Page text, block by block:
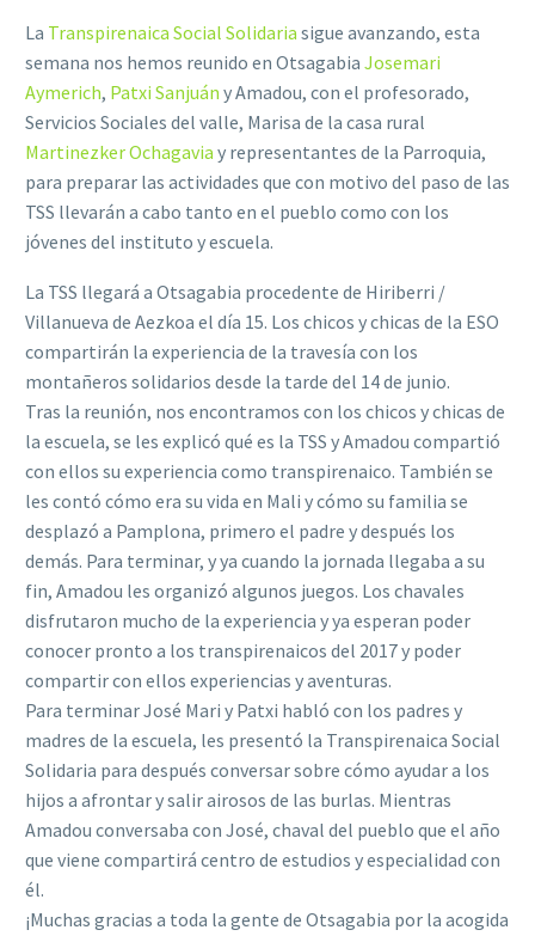
La Transpirenaica Social Solidaria sigue avanzando, esta
semana nos hemos reunido en Otsagabia Josemari
Aymerich, Patxi Sanjuán y Amadou, con el profesorado,
Servicios Sociales del valle, Marisa de la casa rural
Martinezker Ochagavia y representantes de la Parroquia,
para preparar las actividades que con motivo del paso de las
TSS llevarán a cabo tanto en el pueblo como con los
jóvenes del instituto y escuela.
La TSS llegará a Otsagabia procedente de Hiriberri /
Villanueva de Aezkoa el día 15. Los chicos y chicas de la ESO
compartirán la experiencia de la travesía con los
montañeros solidarios desde la tarde del 14 de junio.
Tras la reunión, nos encontramos con los chicos y chicas de
la escuela, se les explicó qué es la TSS y Amadou compartió
con ellos su experiencia como transpirenaico. También se
les contó cómo era su vida en Mali y cómo su familia se
desplazó a Pamplona, primero el padre y después los
demás. Para terminar, y ya cuando la jornada llegaba a su
fin, Amadou les organizó algunos juegos. Los chavales
disfrutaron mucho de la experiencia y ya esperan poder
conocer pronto a los transpirenaicos del 2017 y poder
compartir con ellos experiencias y aventuras.
Para terminar José Mari y Patxi habló con los padres y
madres de la escuela, les presentó la Transpirenaica Social
Solidaria para después conversar sobre cómo ayudar a los
hijos a afrontar y salir airosos de las burlas. Mientras
Amadou conversaba con José, chaval del pueblo que el año
que viene compartirá centro de estudios y especialidad con
él.
¡Muchas gracias a toda la gente de Otsagabia por la acogida